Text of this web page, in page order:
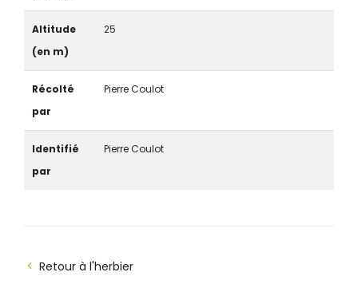
Altitude
(en m)
25
Récolté
par
Pierre Coulot
Identifié
par
Pierre Coulot
Retour à l'herbier